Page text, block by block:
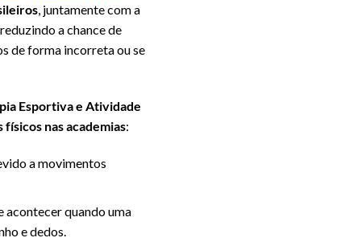
, juntamente com a
a chance de
de forma incorreta ou se
Esportiva e Atividade
nas academias:
a movimentos
acontecer quando uma
e dedos.